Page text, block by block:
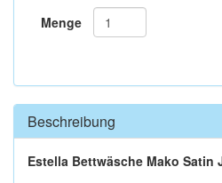
Menge
Beschreibung
Estella Bettwäsche Mako